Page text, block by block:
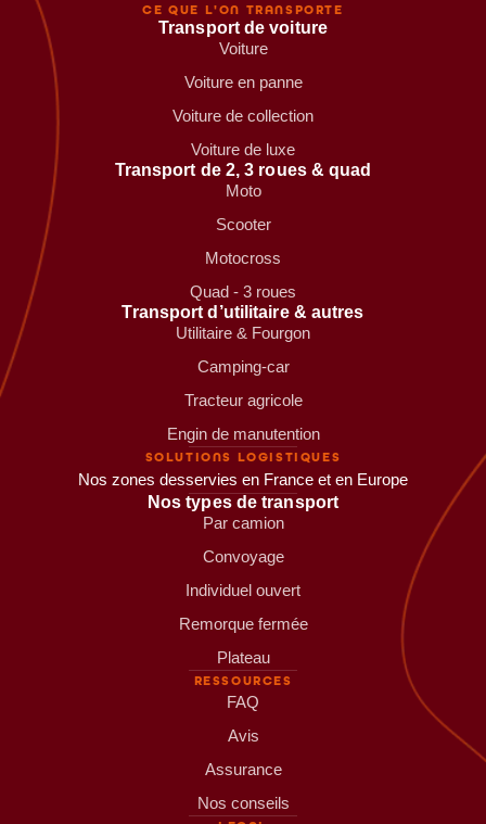
CE QUE L'ON TRANSPORTE
Transport de voiture
Voiture
Voiture en panne
Voiture de collection
Voiture de luxe
Transport de 2, 3 roues & quad
Moto
Scooter
Motocross
Quad - 3 roues
Transport d’utilitaire & autres
Utilitaire & Fourgon
Camping-car
Tracteur agricole
Engin de manutention
SOLUTIONS LOGISTIQUES
Nos zones desservies en France et en Europe
Nos types de transport
Par camion
Convoyage
Individuel ouvert
Remorque fermée
Plateau
RESSOURCES
FAQ
Avis
Assurance
Nos conseils